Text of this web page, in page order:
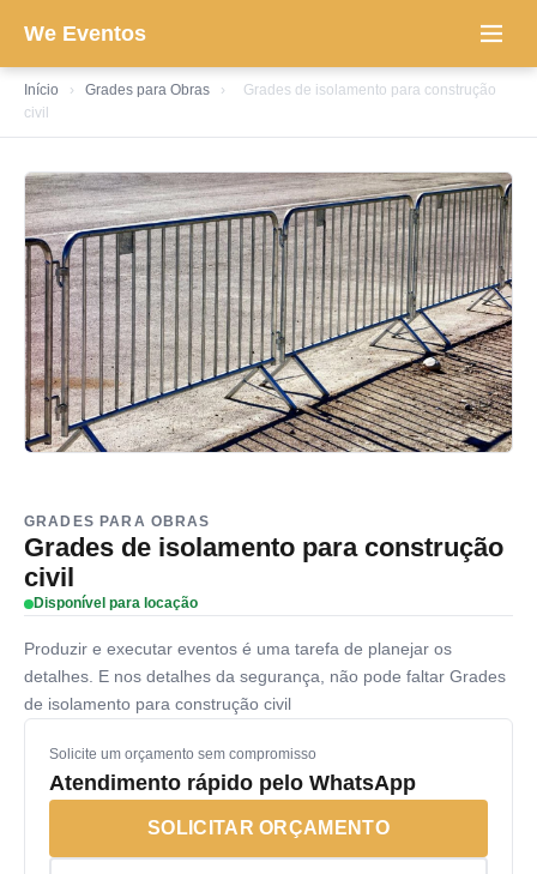
We Eventos
Início › Grades para Obras ›
Grades de isolamento para construção
civil
GRADES PARA OBRAS
Grades de isolamento para construção
civil
Disponível para locação
Produzir e executar eventos é uma tarefa de planejar os
detalhes. E nos detalhes da segurança, não pode faltar Grades
de isolamento para construção civil
Solicite um orçamento sem compromisso
Atendimento rápido pelo WhatsApp
SOLICITAR ORÇAMENTO